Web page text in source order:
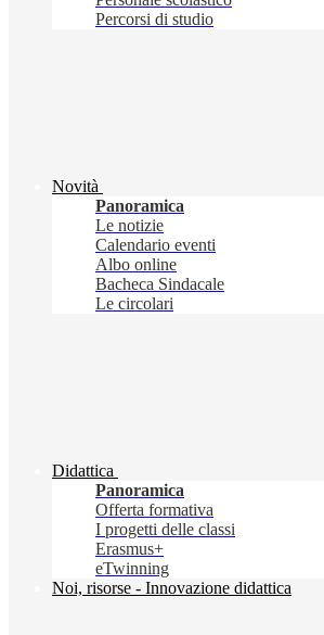
Percorsi di studio
Novità
Panoramica
Le notizie
Calendario eventi
Albo online
Bacheca Sindacale
Le circolari
Didattica
Panoramica
Offerta formativa
I progetti delle classi
Erasmus+
eTwinning
Noi, risorse - Innovazione didattica